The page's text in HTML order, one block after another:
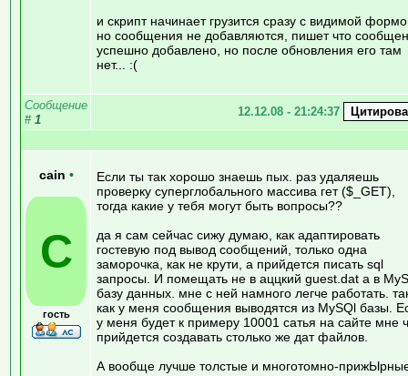
и скрипт начинает грузится сразу с видимой
но сообщения не добавляются, пишет что
успешно добавлено, но после обновления его там
нет... :(
Сообщение
# 1
12.12.08 - 21:24:37
cain •
C
гость
Если ты так хорошо знаешь пых. раз удаляешь
проверку суперглобального массива гет ($_GET),
тогда какие у тебя могут быть вопросы??
да я сам сейчас сижу думаю, как адаптировать
гостевую под вывод сообщений, только одна
заморочка, как не крути, а прийдется писать sql
запросы. И помещать не в аццкий guest.dat а в
базу данных. мне с ней намного легче работать.
как у меня сообщения выводятся из MySQl базы.
у меня будет к примеру 10001 сатья на сайте мне
прийдется создавать столько же дат файлов.
А вообще лучше толстые и многотомно-